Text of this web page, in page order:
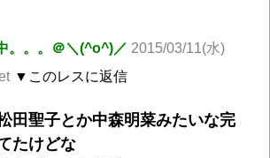
。。。＠＼(^o^)／ 2015/03/11(水)
▼このレスに返信
田聖子とか中森明菜みたいな完
たけどな